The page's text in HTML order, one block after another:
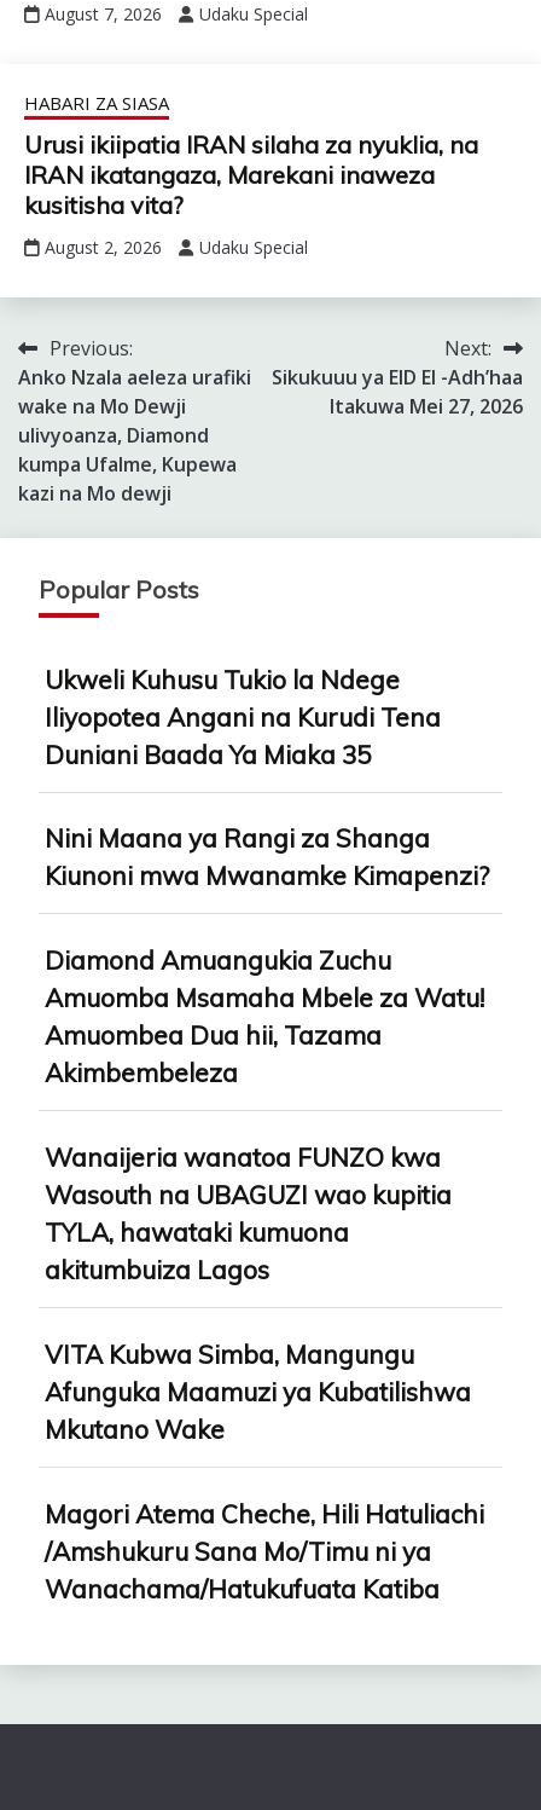
August 7, 2026 Udaku Special
HABARI ZA SIASA
Urusi ikiipatia IRAN silaha za nyuklia, na
IRAN ikatangaza, Marekani inaweza
kusitisha vita?
August 2, 2026 Udaku Special
Post
navigation
Previous:
Anko Nzala aeleza urafiki
wake na Mo Dewji
ulivyoanza, Diamond
kumpa Ufalme, Kupewa
kazi na Mo dewji
Next:
Sikukuuu ya EID El -Adh’haa
Itakuwa Mei 27, 2026
Popular Posts
Ukweli Kuhusu Tukio la Ndege
Iliyopotea Angani na Kurudi Tena
Duniani Baada Ya Miaka 35
Nini Maana ya Rangi za Shanga
Kiunoni mwa Mwanamke Kimapenzi?
Diamond Amuangukia Zuchu
Amuomba Msamaha Mbele za Watu!
Amuombea Dua hii, Tazama
Akimbembeleza
Wanaijeria wanatoa FUNZO kwa
Wasouth na UBAGUZI wao kupitia
TYLA, hawataki kumuona
akitumbuiza Lagos
VITA Kubwa Simba, Mangungu
Afunguka Maamuzi ya Kubatilishwa
Mkutano Wake
Magori Atema Cheche, Hili Hatuliachi
/Amshukuru Sana Mo/Timu ni ya
Wanachama/Hatukufuata Katiba